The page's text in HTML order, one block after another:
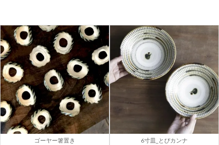
ゴーヤー箸置き 6寸皿_とびカンナ